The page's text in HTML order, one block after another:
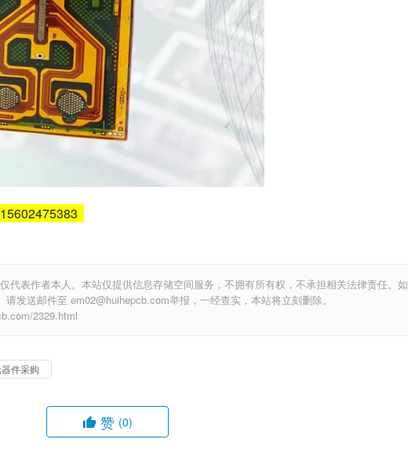
15602475383
代表作者本人。本站仅提供信息存储空间服务，不拥有所有权，不承担相关法律责任。如
发送邮件至 em02@huihepcb.com举报，一经查实，本站将立刻删除。
2329.html
件采购
赞 (0)